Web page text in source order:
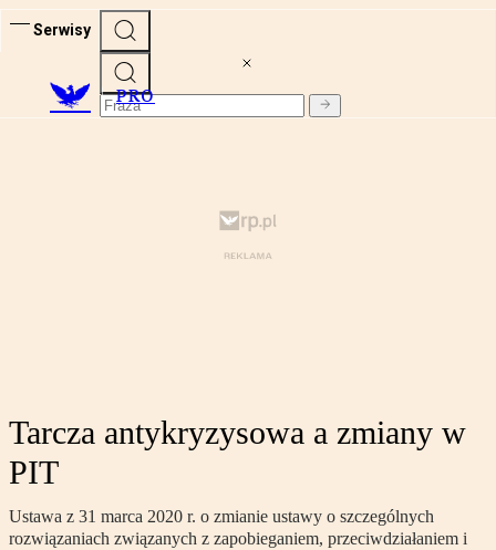
Serwisy
PRO
Tarcza antykryzysowa a zmiany w
PIT
Ustawa z 31 marca 2020 r. o zmianie ustawy o szczególnych
rozwiązaniach związanych z zapobieganiem, przeciwdziałaniem i